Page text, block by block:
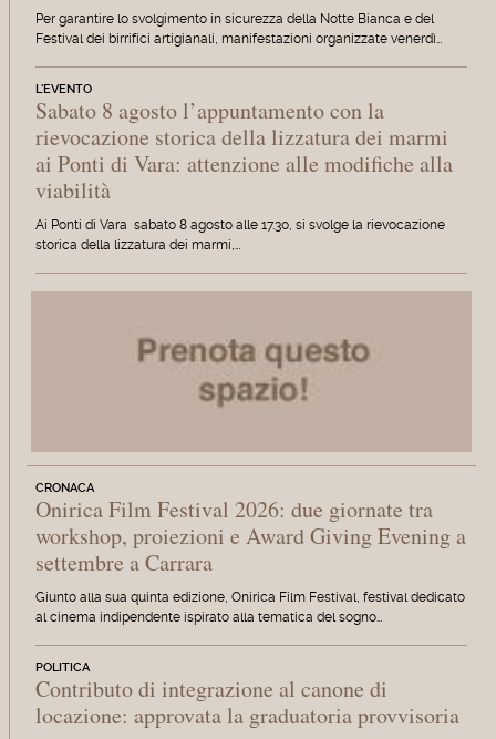
Per garantire lo svolgimento in sicurezza della Notte Bianca e del
Festival dei birrifici artigianali, manifestazioni organizzate venerdì…
L'EVENTO
Sabato 8 agosto l’appuntamento con la
rievocazione storica della lizzatura dei marmi
ai Ponti di Vara: attenzione alle modifiche alla
viabilità
Ai Ponti di Vara sabato 8 agosto alle 17.30, si svolge la rievocazione
storica della lizzatura dei marmi,…
CRONACA
Onirica Film Festival 2026: due giornate tra
workshop, proiezioni e Award Giving Evening a
settembre a Carrara
Giunto alla sua quinta edizione, Onirica Film Festival, festival dedicato
al cinema indipendente ispirato alla tematica del sogno…
POLITICA
Contributo di integrazione al canone di
locazione: approvata la graduatoria provvisoria